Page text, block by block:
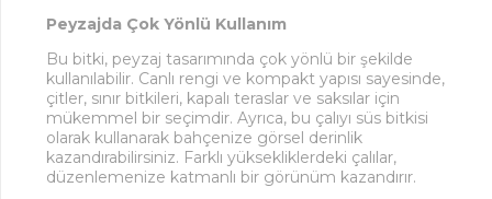
Peyzajda Çok Yönlü Kullanım
Bu bitki, peyzaj tasarımında çok yönlü bir şekilde
kullanılabilir. Canlı rengi ve kompakt yapısı sayesinde,
çitler, sınır bitkileri, kapalı teraslar ve saksılar için
mükemmel bir seçimdir. Ayrıca, bu çalıyı süs bitkisi
olarak kullanarak bahçenize görsel derinlik
kazandırabilirsiniz. Farklı yüksekliklerdeki çalılar,
düzenlemenize katmanlı bir görünüm kazandırır.